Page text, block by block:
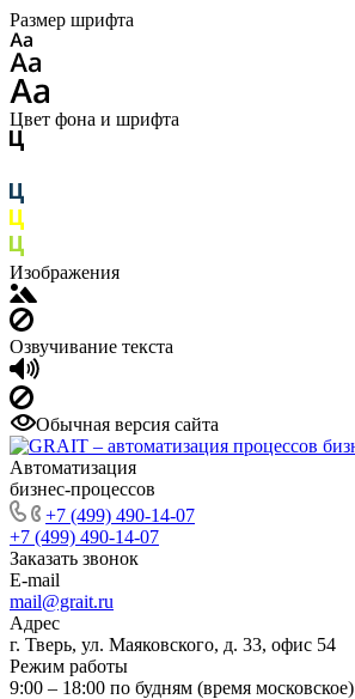
Размер шрифта
Цвет фона и шрифта
Изображения
Озвучивание текста
Обычная версия сайта
Автоматизация
бизнес-процессов
+7 (499) 490-14-07
+7 (499) 490-14-07
Заказать звонок
E-mail
mail@grait.ru
Адрес
г. Тверь, ул. Маяковского, д. 33, офис 54
Режим работы
9:00 – 18:00 по будням (время московское)